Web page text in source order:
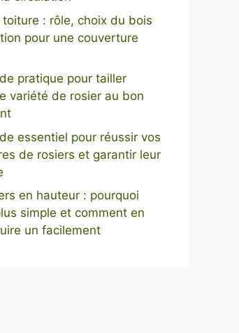
toiture : rôle, choix du bois
pour une couverture
pratique pour tailler
variété de rosier au bon
essentiel pour réussir vos
de rosiers et garantir leur
en hauteur : pourquoi
simple et comment en
un facilement